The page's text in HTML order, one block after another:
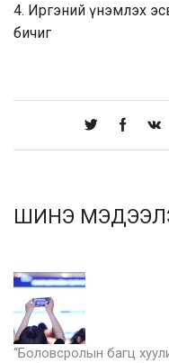
4. Иргэний үнэмлэх
бичиг
ШИНЭ
“Боловсролын багц